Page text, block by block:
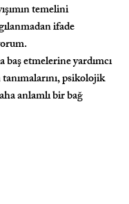
temelini
ifade
baş etmelerine yardımcı
psikolojik
anlamlı bir bağ